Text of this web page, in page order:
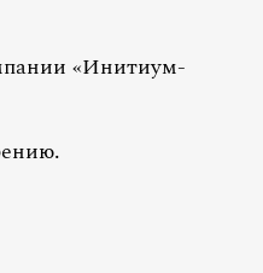
«Инитиум-